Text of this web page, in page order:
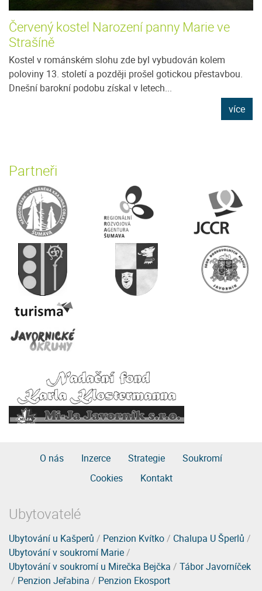
Červený kostel Narození panny Marie ve
Strašíně
Kostel v románském slohu zde byl vybudován kolem
poloviny 13. století a později prošel gotickou přestavbou.
Dnešní barokní podobu získal v letech...
více
Partneři
O nás Inzerce Strategie
Soukromí
Cookies
Kontakt
Ubytovatelé
Ubytování u Kašperů / Penzion Kvítko/ Chalupa U Šperlů /
Ubytování v soukromí Marie/
Ubytování v soukromí u Mirečka Bejčka / Tábor Javorníček
/ Penzion Jeřabina / Penzion Ekosport